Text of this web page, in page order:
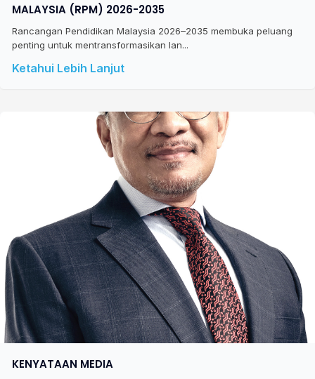
MALAYSIA (RPM) 2026-2035
Rancangan Pendidikan Malaysia 2026–2035 membuka peluang
penting untuk mentransformasikan lan...
Ketahui Lebih Lanjut
KENYATAAN MEDIA